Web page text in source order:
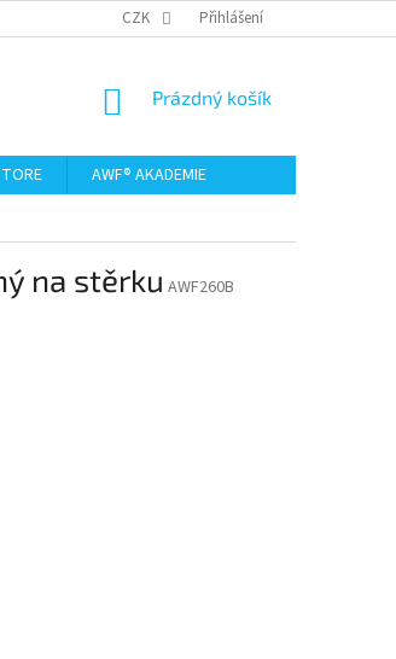
CZK Přihlášení
NÁKUPNÍ
Prázdný košík
AWF® AKADEMIE
na stěrku AWF260B